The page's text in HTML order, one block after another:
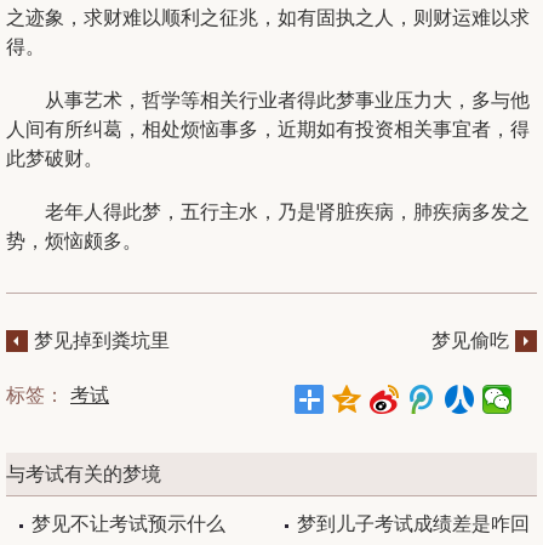
之迹象，求财难以顺利之征兆，如有固执之人，则财运难以求
得。
从事艺术，哲学等相关行业者得此梦事业压力大，多与他
人间有所纠葛，相处烦恼事多，近期如有投资相关事宜者，得
此梦破财。
老年人得此梦，五行主水，乃是肾脏疾病，肺疾病多发之
势，烦恼颇多。
梦见掉到粪坑里 梦见偷吃
标签： 考试
与考试有关的梦境
梦见不让考试预示什么 梦到儿子考试成绩差是咋回